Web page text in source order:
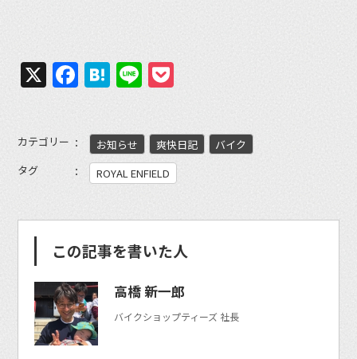
X Facebook
Hatena
Line
カテゴリー お知らせ 爽快日記
バイク
タグ
ROYAL ENFIELD
この記事を書いた人
高橋 新一郎
バイクショップティーズ 社長